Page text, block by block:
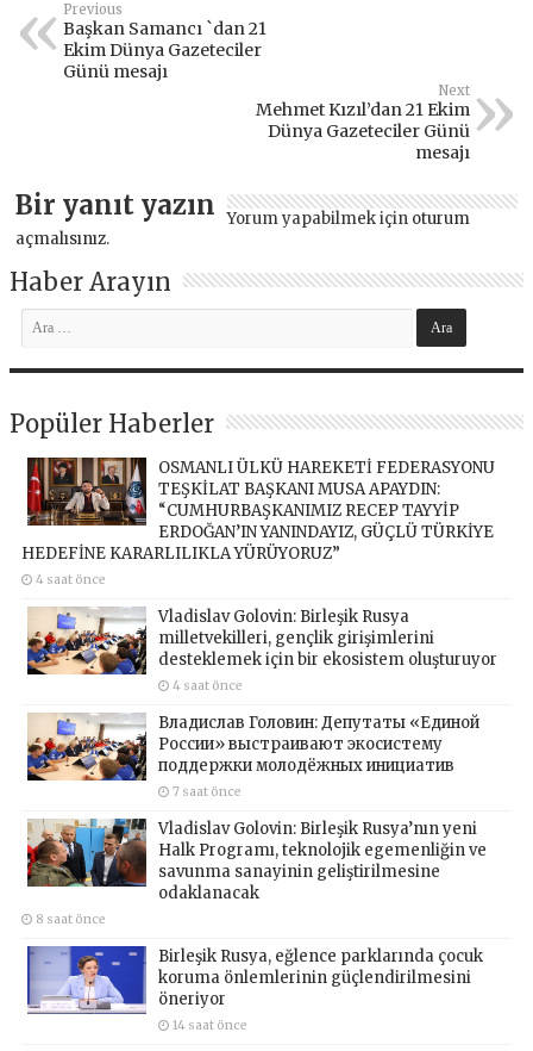
Previous
Başkan Samancı `dan 21
Ekim Dünya Gazeteciler
Günü mesajı
Next
Mehmet Kızıl’dan 21 Ekim
Dünya Gazeteciler Günü
mesajı
Bir yanıt yazın Yorum yapabilmek için oturum
açmalısınız.
Haber Arayın
Popüler Haberler
OSMANLI ÜLKÜ HAREKETİ FEDERASYONU
TEŞKİLAT BAŞKANI MUSA APAYDIN:
“CUMHURBAŞKANIMIZ RECEP TAYYİP
ERDOĞAN’IN YANINDAYIZ, GÜÇLÜ TÜRKİYE
HEDEFİNE KARARLILIKLA YÜRÜYORUZ”
4 saat önce
Vladislav Golovin: Birleşik Rusya
milletvekilleri, gençlik girişimlerini
desteklemek için bir ekosistem oluşturuyor
4 saat önce
Владислав Головин: Депутаты «Единой
России» выстраивают экосистему
поддержки молодёжных инициатив
7 saat önce
Vladislav Golovin: Birleşik Rusya’nın yeni
Halk Programı, teknolojik egemenliğin ve
savunma sanayinin geliştirilmesine
odaklanacak
8 saat önce
Birleşik Rusya, eğlence parklarında çocuk
koruma önlemlerinin güçlendirilmesini
öneriyor
14 saat önce